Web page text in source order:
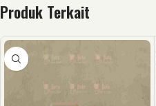
Produk Terkait